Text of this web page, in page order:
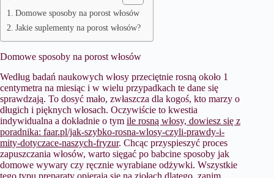
Domowe sposoby na porost włosów
Jakie suplementy na porost włosów?
Domowe sposoby na porost włosów
Według badań naukowych włosy przeciętnie rosną około 1
centymetra na miesiąc i w wielu przypadkach te dane się
sprawdzają. To dosyć mało, zwłaszcza dla kogoś, kto marzy o
długich i pięknych włosach. Oczywiście to kwestia
indywidualna a dokładnie o tym ile rosną włosy, dowiesz się z
poradnika: faar.pl/jak-szybko-rosna-wlosy-czyli-prawdy-i-
mity-dotyczace-naszych-fryzur. Chcąc przyspieszyć proces
zapuszczania włosów, warto sięgać po babcine sposoby jak
domowe wywary czy ręcznie wyrabiane odżywki. Wszystkie
tego typu preparaty opierają się na ziołach dlatego, zanim